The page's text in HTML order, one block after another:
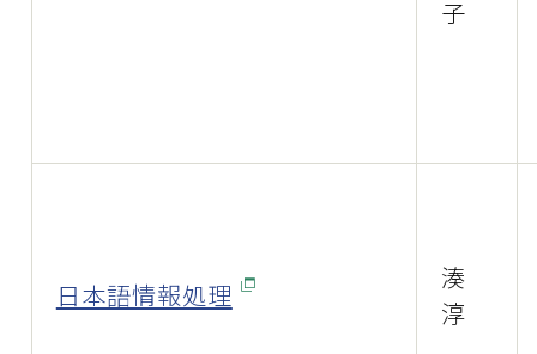
子
日本語情報処理
湊
淳